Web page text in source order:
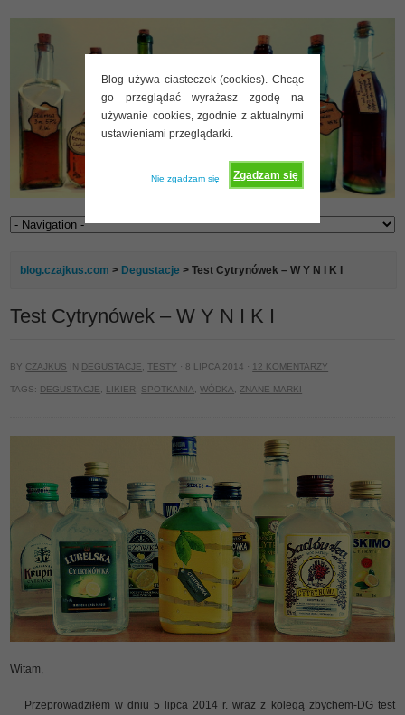
Blog używa ciasteczek (cookies). Chcąc
go przeglądać wyrażasz zgodę na
używanie cookies, zgodnie z aktualnymi
ustawieniami przeglądarki.
Zgadzam się
Nie zgadzam się
blog.czajkus.com > Degustacje > Test Cytrynówek – W Y N I K I
Test Cytrynówek – W Y N I K I
BY CZAJKUS IN DEGUSTACJE ,TESTY · 8 LIPCA 2014 · 12 KOMENTARZY
TAGS: DEGUSTACJE LIKIER SPOTKANIA ,WÓDKA ZNANE MARKI
Witam,
Przeprowadziłem w dniu 5 lipca 2014 r. wraz z kolegą zbychem-DG test